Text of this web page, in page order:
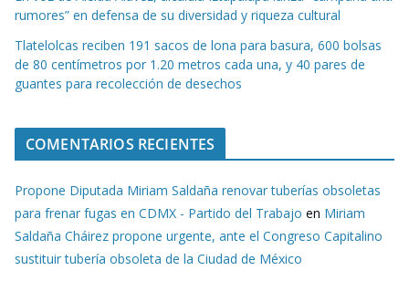
rumores” en defensa de su diversidad y riqueza cultural
Tlatelolcas reciben 191 sacos de lona para basura, 600 bolsas
de 80 centímetros por 1.20 metros cada una, y 40 pares de
guantes para recolección de desechos
COMENTARIOS RECIENTES
Propone Diputada Miriam Saldaña renovar tuberías obsoletas
para frenar fugas en CDMX - Partido del Trabajo en Miriam
Saldaña Cháirez propone urgente, ante el Congreso Capitalino
sustituir tubería obsoleta de la Ciudad de México